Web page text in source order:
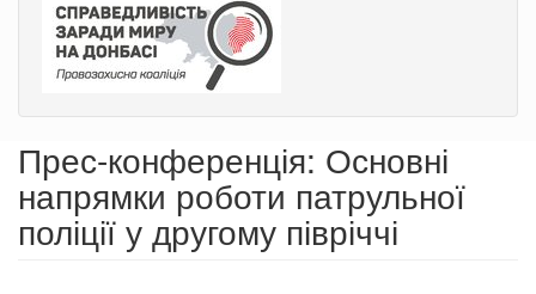
Прес-конференція: Основні
напрямки роботи патрульної
поліції у другому півріччі